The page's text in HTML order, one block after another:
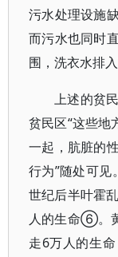
污水处理设施
而污水也同时
围，洗衣水排
上述的贫
贫民区“这些地
一起，肮脏的
行为”随处可
世纪后半叶霍
人的生命⑥。
走6万人的生